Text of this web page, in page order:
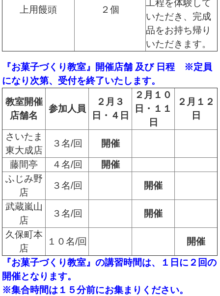
上用饅頭 ２個
工程を体験して
いただき、完成
品をお持ち帰り
いただきます。
『お菓子づくり教室』開催店舗 及び 日程 ※定員
になり次第、受付を終了いたします。
教室開催
店舗名
参加人員
２月３
日・４日
２月１０
日・１１
日
２月１２
日
さいたま
東大成店
３名/回 開催
藤間亭 ４名/回
開催
ふじみ野
店
３名/回 開催
武蔵嵐山
店
３名/回 開催
久保町本
店
１０名/回 開催
『お菓子づくり教室』の講習時間は、１日に２回の
開催となります。
※集合時間は１５分前にお集まりください。